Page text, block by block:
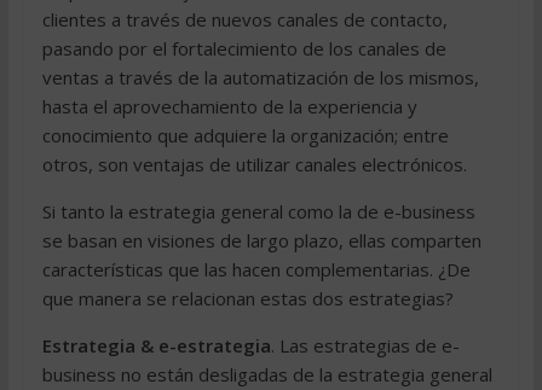
clientes a través de nuevos canales de contacto,
pasando por el fortalecimiento de los canales de
ventas a través de la automatización de los mismos,
hasta el aprovechamiento de la experiencia y
conocimiento que adquiere la organización; entre
otros, son ventajas de utilizar canales electrónicos.
Si tanto la estrategia general como la de e-business
se basan en visiones de largo plazo, ellas comparten
características que las hacen complementarias. ¿De
que manera se relacionan estas dos estrategias?
Estrategia & e-estrategia. Las estrategias de e-
business no están desligadas de la estrategia general